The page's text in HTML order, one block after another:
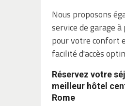
Nous proposons
service de garage
pour votre confort
facilité d'accès
Réservez votre
meilleur hôtel
Rome